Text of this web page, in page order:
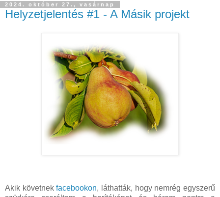
2024. október 27., vasárnap
Helyzetjelentés #1 - A Másik projekt
Akik követnekfacebookon, láthatták, hogy nemrég egyszerű